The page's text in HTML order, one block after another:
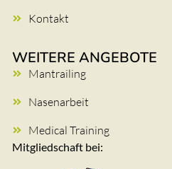
Kontakt
WEITERE ANGEBOTE
Mantrailing
Nasenarbeit
Medical Training
Mitgliedschaft bei: